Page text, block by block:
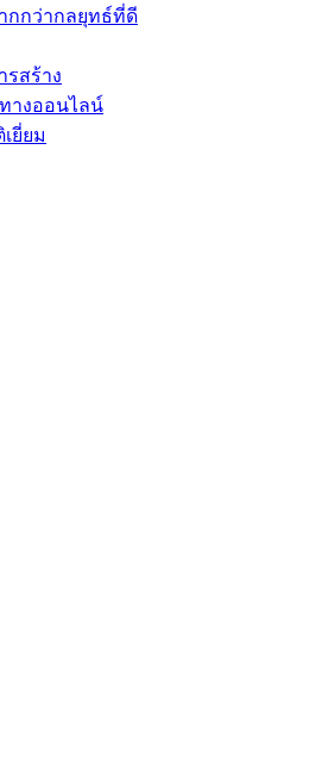
กกว่ากลยุทธ์ที่ดี
สร้าง
างออนไลน์
ยี่ยม